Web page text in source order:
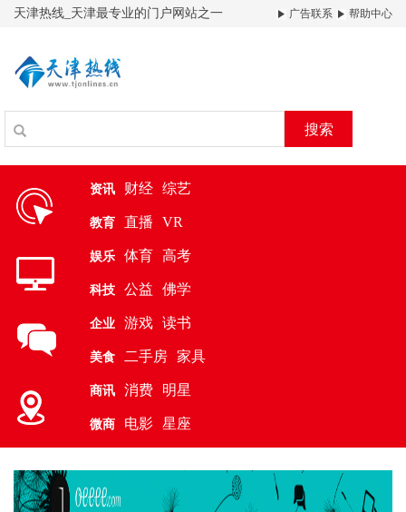
天津热线_天津最专业的门户网站之一 广告联系 帮助中心
搜索
资讯 财经 综艺
教育 直播 VR
娱乐 体育 高考
科技 公益 佛学
企业 游戏 读书
美食 二手房 家具
商讯 消费 明星
微商 电影 星座